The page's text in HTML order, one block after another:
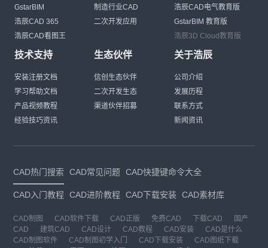
GstarBIM
浩辰CAD 365
浩辰CAD看图王
制造行业CAD
二次开发应用
浩辰CAD电气教育版
GstarBIM 教育版
浩辰3D Cloud教育版
技术支持
安装注册文档
学习帮助文档
产品视频教程
经验技巧资讯
生态伙伴
信创生态伙伴
二次开发生态
渠道伙伴招募
关于浩辰
公司介绍
发展历程
联系方式
新闻资讯
CAD热门搜索 CAD常见问题 CAD快捷键命令大全
CAD入门教程 CAD进阶教程 CAD下载安装 CAD素材库
CAD制图 CAD软件下载 CAD正版 免费CAD 下载CAD
国产
CAD
建筑CAD CAD设计 CAD教程 CAD安装
CAD是什么
CAD制图软件
CAD制图初学入门 CAD下载安装
CAD图纸下载